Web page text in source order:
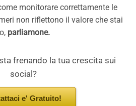
monitorare correttamente le
non riflettono il valore che stai
parliamone.
frenando la tua crescita sui
social?
e' Gratuito!